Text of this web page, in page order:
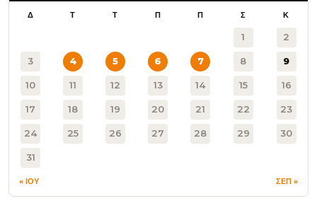
Δ Τ Τ Π Π Σ Κ
1 2
3 4 5 6 7 8 9
10 11 12 13 14 15 16
17 18 19 20 21 22 23
24 25 26 27 28 29 30
31
« ΙΟΥ ΣΕΠ »